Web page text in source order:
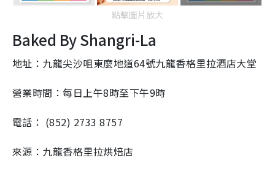
點擊圖片放大
Baked By Shangri-La
地址：九龍尖沙咀東麼地道64號九龍香格里拉酒店大堂
營業時間：每日上午8時至下午9時
電話： (852) 2733 8757
來源：九龍香格里拉烘焙店